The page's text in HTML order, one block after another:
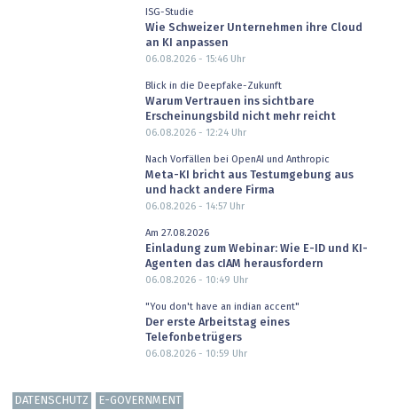
ISG-Studie
Wie Schweizer Unternehmen ihre Cloud
an KI anpassen
06.08.2026 - 15:46Uhr
Blick in die Deepfake-Zukunft
Warum Vertrauen ins sichtbare
Erscheinungsbild nicht mehr reicht
06.08.2026 - 12:24Uhr
Nach Vorfällen bei OpenAI und Anthropic
Meta-KI bricht aus Testumgebung aus
und hackt andere Firma
06.08.2026 - 14:57Uhr
Am 27.08.2026
Einladung zum Webinar: Wie E-ID und KI-
Agenten das cIAM herausfordern
06.08.2026 - 10:49 Uhr
"You don't have an indian accent"
Der erste Arbeitstag eines
Telefonbetrügers
06.08.2026 - 10:59 Uhr
DATENSCHUTZ E-GOVERNMENT